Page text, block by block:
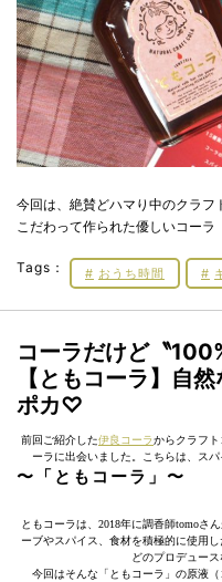
今回は、絶賛どハマり中のクラ
こだわって作られた優しいコーラ
Tags： おうち時間
コーラだけど〝
【ともコーラ】自
ポカ♡
前回ご紹介した伊良コーラからクラフ
ーラに出会いました。こちらは、ス
〜「ともコーラ」〜
ともコーラは、2018年に調香師tomoさ
ーブやスパイス、食材を積極的に使用
どのプロデュース
今回はそんな「ともコーラ」の原液